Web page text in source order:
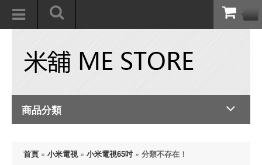
商品分類
首頁 » 小米電視» 小米電視65吋 » 分類不存在！